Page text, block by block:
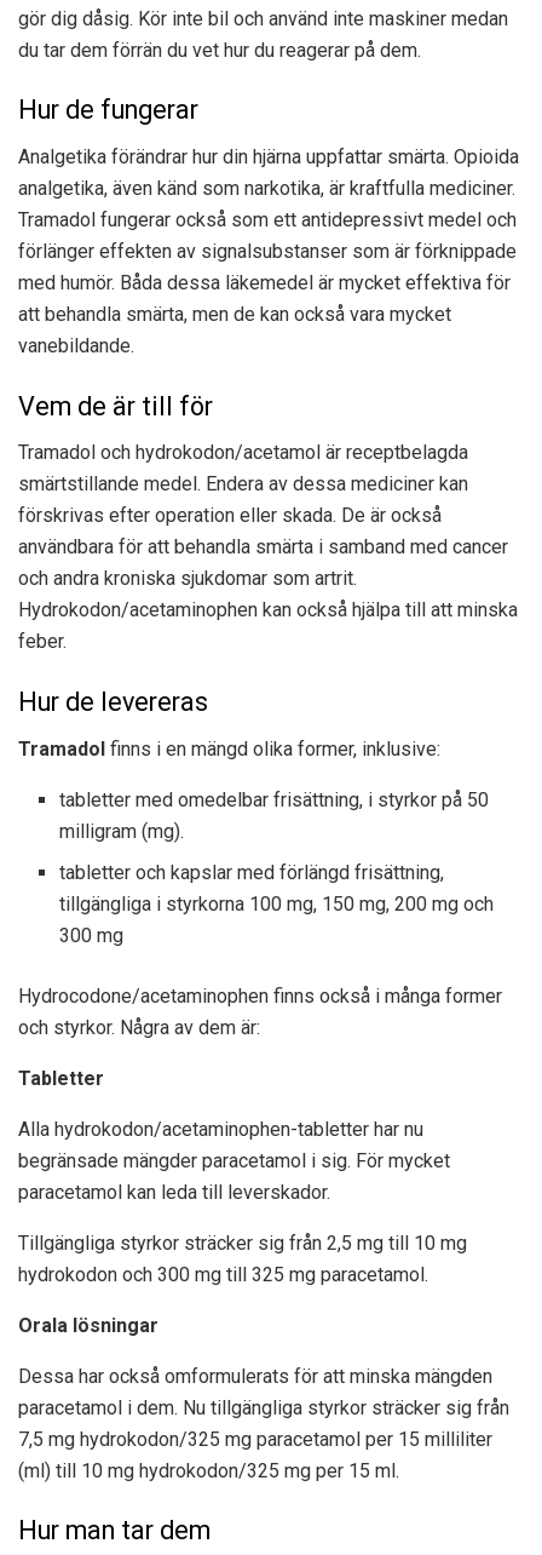
gör dig dåsig. Kör inte bil och använd inte maskiner medan
du tar dem förrän du vet hur du reagerar på dem.
Hur de fungerar
Analgetika förändrar hur din hjärna uppfattar smärta. Opioida
analgetika, även känd som narkotika, är kraftfulla mediciner.
Tramadol fungerar också som ett antidepressivt medel och
förlänger effekten av signalsubstanser som är förknippade
med humör. Båda dessa läkemedel är mycket effektiva för
att behandla smärta, men de kan också vara mycket
vanebildande.
Vem de är till för
Tramadol och hydrokodon/acetamol är receptbelagda
smärtstillande medel. Endera av dessa mediciner kan
förskrivas efter operation eller skada. De är också
användbara för att behandla smärta i samband med cancer
och andra kroniska sjukdomar som artrit.
Hydrokodon/acetaminophen kan också hjälpa till att minska
feber.
Hur de levereras
Tramadol finns i en mängd olika former, inklusive:
tabletter med omedelbar frisättning, i styrkor på 50
milligram (mg).
tabletter och kapslar med förlängd frisättning,
tillgängliga i styrkorna 100 mg, 150 mg, 200 mg och
300 mg
Hydrocodone/acetaminophen finns också i många former
och styrkor. Några av dem är:
Tabletter
Alla hydrokodon/acetaminophen-tabletter har nu
begränsade mängder paracetamol i sig. För mycket
paracetamol kan leda till leverskador.
Tillgängliga styrkor sträcker sig från 2,5 mg till 10 mg
hydrokodon och 300 mg till 325 mg paracetamol.
Orala lösningar
Dessa har också omformulerats för att minska mängden
paracetamol i dem. Nu tillgängliga styrkor sträcker sig från
7,5 mg hydrokodon/325 mg paracetamol per 15 milliliter
(ml) till 10 mg hydrokodon/325 mg per 15 ml.
Hur man tar dem